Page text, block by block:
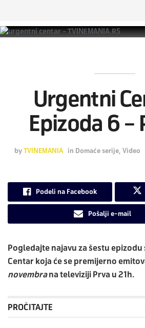
Urgentni
Epizoda 6 –
by TVINEMANIA in Domaće serije, Video
Podeli na Facebook
Pošalji e-mail
Pogledajte najavu za šestu epizodu
Centar koja će se premijerno
novembrana televiziji Prva u 21h.
PROČITAJTE